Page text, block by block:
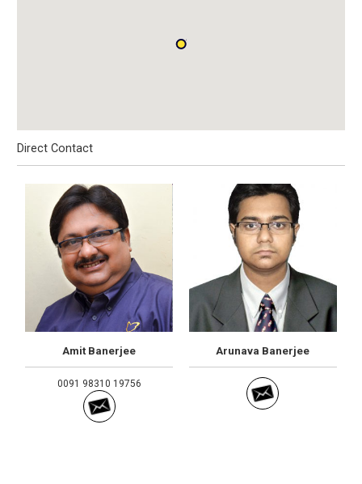
Direct Contact
Amit Banerjee
0091 98310 19756
Arunava Banerjee